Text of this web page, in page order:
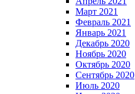
Март 2021
Февраль 2021
Январь 2021
Декабрь 2020
Ноябрь 2020
Октябрь 2020
Сентябрь 2020
Июль 2020